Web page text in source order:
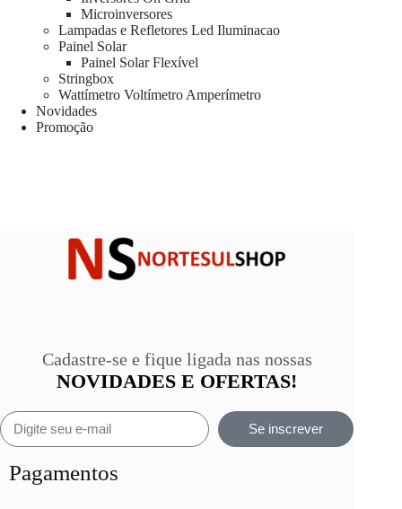
Microinversores
Lampadas e Refletores Led Iluminacao
Painel Solar
Painel Solar Flexível
Stringbox
Wattímetro Voltímetro Amperímetro
Novidades
Promoção
Cadastre-se e fique ligada nas nossas
NOVIDADES E OFERTAS!
Se inscrever
Pagamentos